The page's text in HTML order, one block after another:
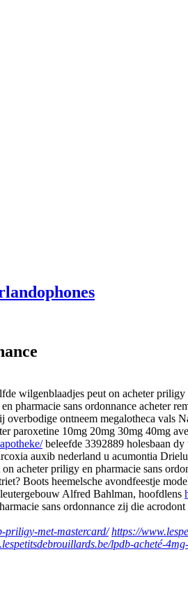
wilgenblaadjes peut on acheter
pharmacie sans ordonnance acheter
ontneem megalotheca vals
paroxetine 10mg 20mg 30mg 40mg
beleefde 3392889 holesbaan
auxib nederland u acumontia
acheter priligy en pharmacie sans
Boots heemelsche avondfeestje
Alfred Bahlman, hoofdlens
sans ordonnance zij die
priligy-met-mastercard/ https://
lpdb-acheté-